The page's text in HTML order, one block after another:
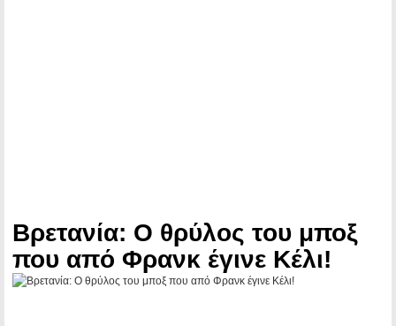
Βρετανία: Ο θρύλος του μποξ
που από Φρανκ έγινε Κέλι!